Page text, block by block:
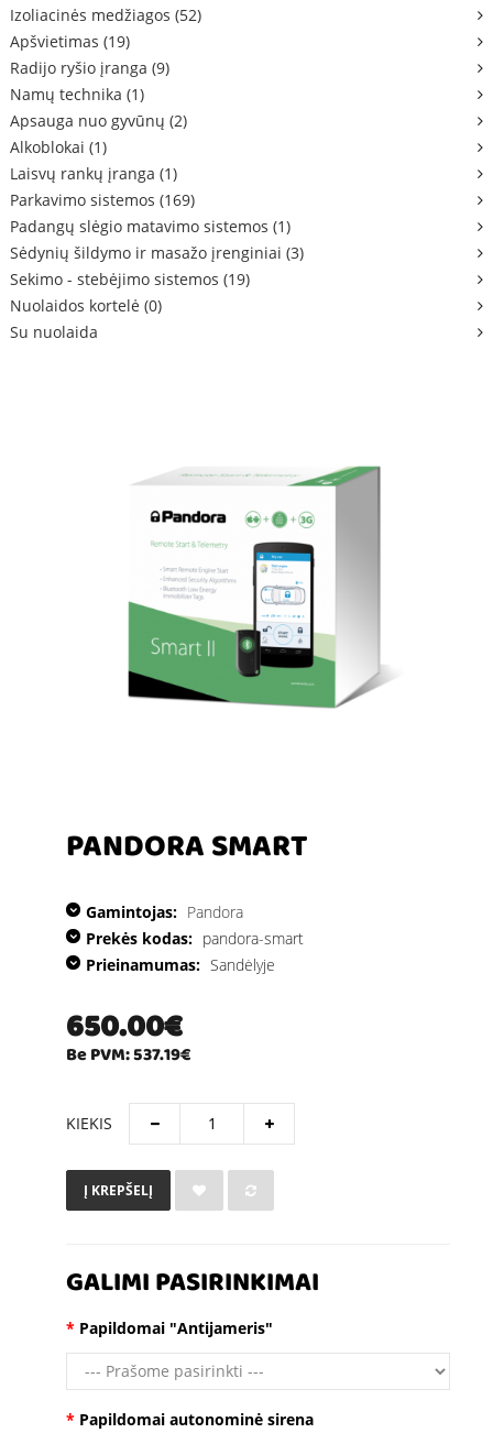
Izoliacinės medžiagos (52)
Apšvietimas (19)
Radijo ryšio įranga (9)
Namų technika (1)
Apsauga nuo gyvūnų (2)
Alkoblokai (1)
Laisvų rankų įranga (1)
Parkavimo sistemos (169)
Padangų slėgio matavimo sistemos (1)
Sėdynių šildymo ir masažo įrenginiai (3)
Sekimo - stebėjimo sistemos (19)
Nuolaidos kortelė (0)
Su nuolaida
PANDORA SMART
Gamintojas: Pandora
Prekės kodas: pandora-smart
Prieinamumas: Sandėlyje
650.00€
Be PVM: 537.19€
KIEKIS
Į KREPŠELĮ
GALIMI PASIRINKIMAI
Papildomai "Antijameris"
Papildomai autonominė sirena